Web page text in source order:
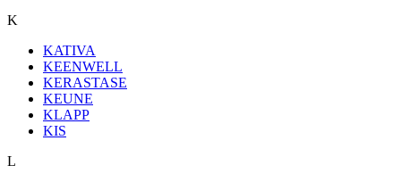
K
KATIVA
KEENWELL
KERASTASE
KEUNE
KLAPP
KIS
L